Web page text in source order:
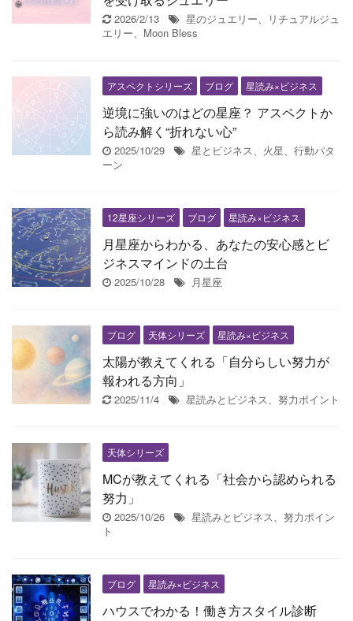
2026/2/13
星のジュエリー、リチュアルジュ
エリー、Moon Bless
アスペクトシリーズ ブログ 星読み×ビジネス
逆境に強いのはどの星座？ アスペクトか
ら読み解く“折れない心”
2025/10/29
星とビジネス、火星、行動パタ
ーン
12星座シリーズ ブログ 星読み×ビジネス
月星座からわかる、あなたの安心感とビ
ジネスマインドの土台
2025/10/28 月星座
ブログ 天体シリーズ 星読み×ビジネス
太陽が教えてくれる「自分らしい努力が
報われる方向」
2025/11/4 星読みとビジネス、努力ポイント
天体シリーズ
MCが教えてくれる「社会から認められる
努力」
2025/10/26
星読みとビジネス、努力ポイン
ト
ブログ 星読み×ビジネス
ハウスでわかる！働き方スタイル診断